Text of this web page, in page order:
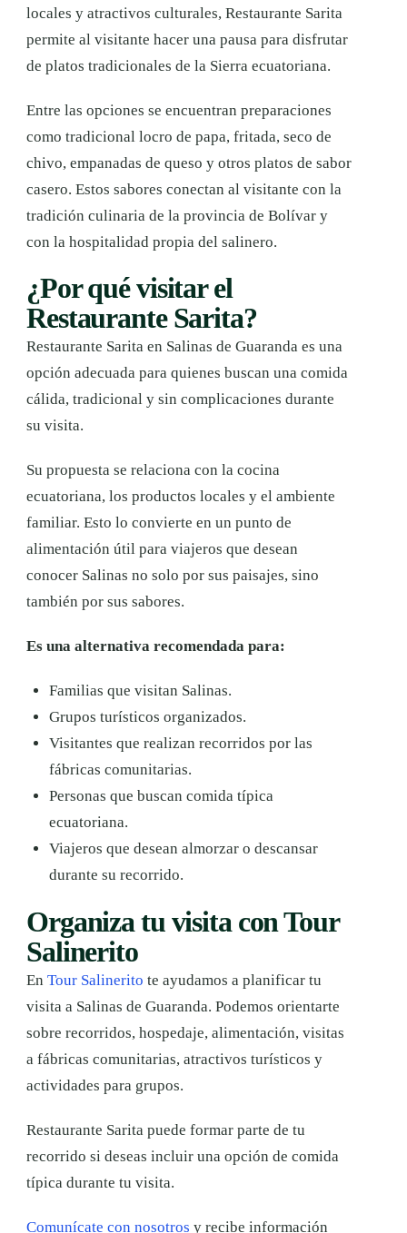
locales y atractivos culturales, Restaurante Sarita
permite al visitante hacer una pausa para disfrutar
de platos tradicionales de la Sierra ecuatoriana.
Entre las opciones se encuentran preparaciones
como tradicional locro de papa, fritada, seco de
chivo, empanadas de queso y otros platos de sabor
casero. Estos sabores conectan al visitante con la
tradición culinaria de la provincia de Bolívar y
con la hospitalidad propia del salinero.
¿Por qué visitar el
Restaurante Sarita?
Restaurante Sarita en Salinas de Guaranda es una
opción adecuada para quienes buscan una comida
cálida, tradicional y sin complicaciones durante
su visita.
Su propuesta se relaciona con la cocina
ecuatoriana, los productos locales y el ambiente
familiar. Esto lo convierte en un punto de
alimentación útil para viajeros que desean
conocer Salinas no solo por sus paisajes, sino
también por sus sabores.
Es una alternativa recomendada para:
Familias que visitan Salinas.
Grupos turísticos organizados.
Visitantes que realizan recorridos por las
fábricas comunitarias.
Personas que buscan comida típica
ecuatoriana.
Viajeros que desean almorzar o descansar
durante su recorrido.
Organiza tu visita con Tour
Salinerito
En Tour Salinerito te ayudamos a planificar tu
visita a Salinas de Guaranda. Podemos orientarte
sobre recorridos, hospedaje, alimentación, visitas
a fábricas comunitarias, atractivos turísticos y
actividades para grupos.
Restaurante Sarita puede formar parte de tu
recorrido si deseas incluir una opción de comida
típica durante tu visita.
Comunícate con nosotros y recibe información